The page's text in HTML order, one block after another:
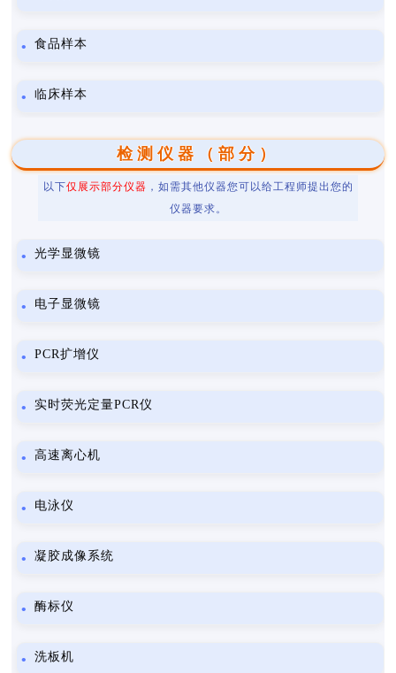
食品样本
临床样本
检测仪器（部分）
以下仅展示部分仪器 ，如需其他仪器您可以给工程师提出您的
仪器要求。
光学显微镜
电子显微镜
PCR扩增仪
实时荧光定量PCR仪
高速离心机
电泳仪
凝胶成像系统
酶标仪
洗板机